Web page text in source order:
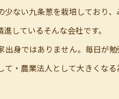
ない九条葱を栽培しており
しているそんな会社です。
身ではありません。毎日が
・農業法人として大きくな